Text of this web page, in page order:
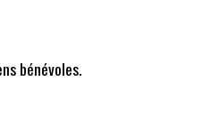
bénévoles.